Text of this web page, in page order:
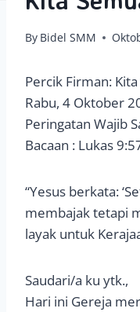
By Bidel SMM
Percik Firman:
Rabu, 4 Oktober
Peringatan Wajib
Bacaan : Lukas
“Yesus berkata:
membajak tetapi
layak untuk
Saudari/a ku ytk.,
Hari ini Gereja